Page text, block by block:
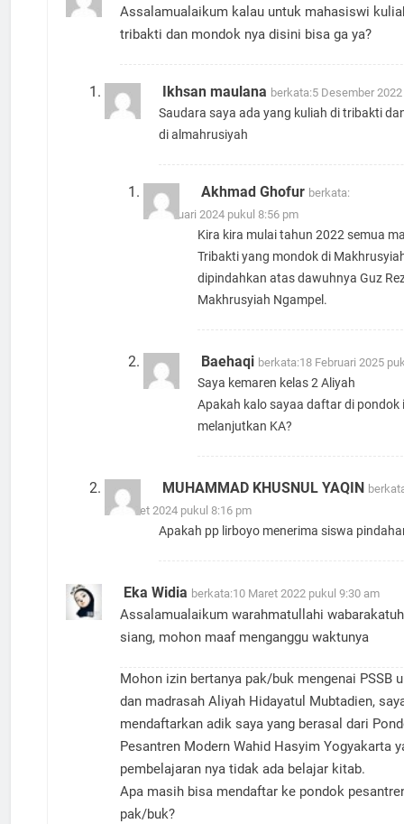
Assalamualaikum kalau untuk mahasiswi
tribakti dan mondok nya disini bisa ga ya?
Ikhsan maulana berkata:5 Desember
Saudara saya ada yang kuliah di tribakti
di almahrusiyah
Akhmad Ghofur berkata:
18 Januari 2024 pukul 8:56 pm
Kira kira mulai tahun 2022 semua
Tribakti yang mondok di
dipindahkan atas dawuhnya Guz
Makhrusyiah Ngampel.
Baehaqi berkata:18 Februari 2025
Saya kemaren kelas 2 Aliyah
Apakah kalo sayaa daftar di pondok
melanjutkan KA?
MUHAMMAD KHUSNUL YAQIN
23 Maret 2024 pukul 8:16 pm
Apakah pp lirboyo menerima siswa
Eka Widia berkata:10 Maret 2022 pukul 9:30 am
Assalamualaikum warahmatullahi
siang, mohon maaf menganggu waktunya
Mohon izin bertanya pak/buk mengenai PSSB
dan madrasah Aliyah Hidayatul Mubtadien,
mendaftarkan adik saya yang berasal dari
Pesantren Modern Wahid Hasyim Yogyakarta
pembelajaran nya tidak ada belajar kitab.
Apa masih bisa mendaftar ke pondok
pak/buk?